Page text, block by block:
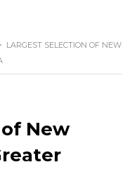
LARGEST SELECTION OF NEW
New